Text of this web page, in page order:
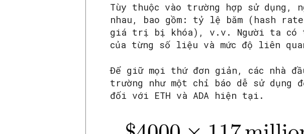
Tùy thuộc vào trường hợp sử
nhau, bao gồm: tỷ lệ băm (hash
giá trị bị khóa), v.v. Người ta có
của từng số liệu và mức độ liên
Để giữ mọi thứ đơn giản, các nhà
trường như một chỉ báo dễ sử dụng
đối với ETH và ADA hiện tại.